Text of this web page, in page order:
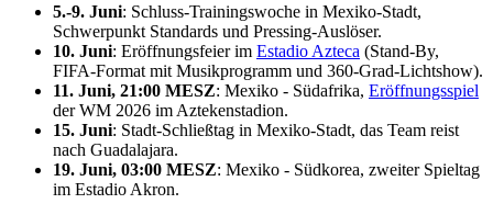
5.-9. Juni: Schluss-Trainingswoche in Mexiko-Stadt,
Schwerpunkt Standards und Pressing-Auslöser.
10. Juni: Eröffnungsfeier im Estadio Azteca (Stand-By,
FIFA-Format mit Musikprogramm und 360-Grad-Lichtshow).
11. Juni, 21:00 MESZ: Mexiko - Südafrika, Eröffnungsspiel
der WM 2026 im Aztekenstadion.
15. Juni: Stadt-Schließtag in Mexiko-Stadt, das Team reist
nach Guadalajara.
19. Juni, 03:00 MESZ: Mexiko - Südkorea, zweiter Spieltag
im Estadio Akron.